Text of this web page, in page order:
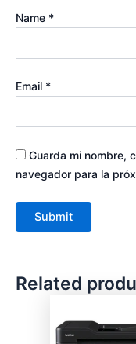
Name *
Email *
Guarda mi nombre,
navegador para la
Related